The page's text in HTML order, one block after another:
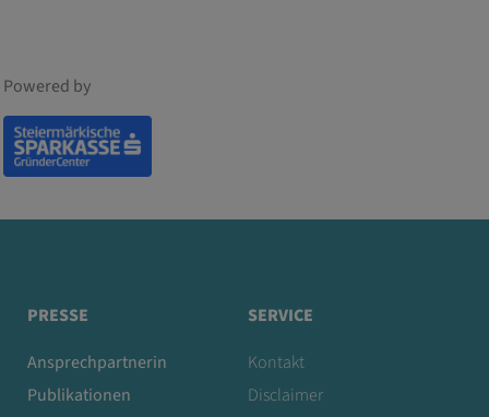
Powered by
PRESSE
Ansprechpartnerin
Publikationen
SERVICE
Kontakt
Disclaimer